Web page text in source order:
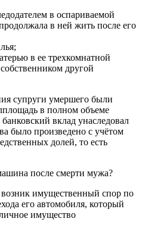
в оспариваемой
в ней жить после его
в ее трехкомнатной
другой
супруги умершего были
в полном объеме
вклад унаследовал
было произведено с учётом
долей, то есть
после смерти мужа?
имущественный спор по
его автомобиля, который
личное имущество